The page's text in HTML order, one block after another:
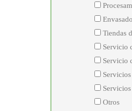
Tiendas
Servicio
Servicio
Otros